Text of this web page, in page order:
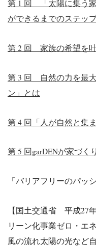
第 1 回 「太陽に集う
ができるまでのステッ
第 2 回 家族の希望を
第 3 回 自然の力を最
ン」とは
第 4 回「人が自然と集
第 5 回garDENが家づく
「バリアフリーのパッ
【国土交通省 平成
リーン化事業ゼロ・エ
風の流れ太陽の光など